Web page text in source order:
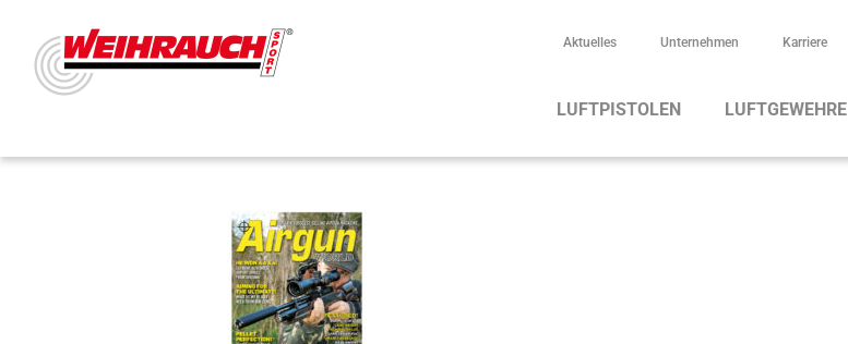
Aktuelles Unternehmen Karriere
LUFTPISTOLEN LUFTGEWEHRE